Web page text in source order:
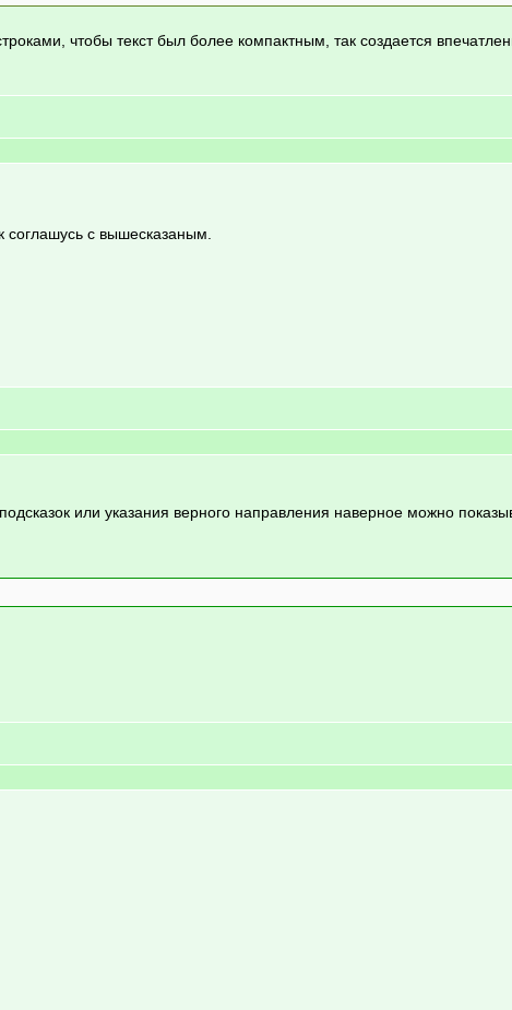
чтобы текст был более компактным, так создается
с вышесказаным.
или указания верного направления наверное можно